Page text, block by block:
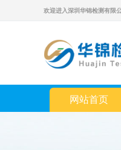
欢迎进入深圳华锦检测有限
网站首页